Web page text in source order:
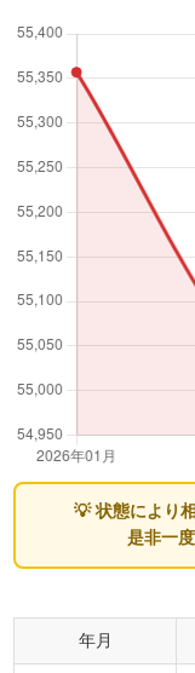
💡 状態により
是非一
年月